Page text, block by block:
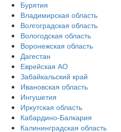
Бурятия
Владимирская область
Волгоградская область
Вологодская область
Воронежская область
Дагестан
Еврейская АО
Забайкальский край
Ивановская область
Ингушетия
Иркутская область
Кабардино-Балкария
Калининградская область